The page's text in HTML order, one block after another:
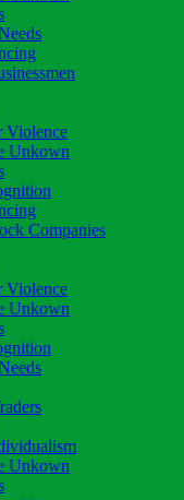
Unkown
Companies
Unkown
Unkown